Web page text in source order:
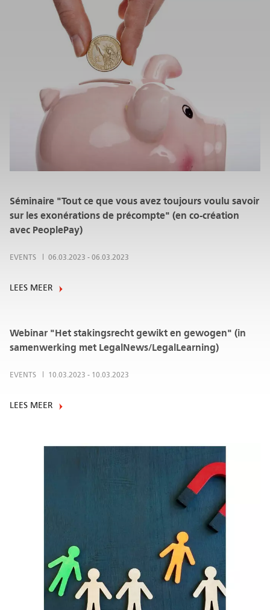
Séminaire "Tout ce que vous avez toujours voulu savoir
sur les exonérations de précompte" (en co-création
avec PeoplePay)
EVENTS 06.03.2023 - 06.03.2023
LEES MEER
Webinar "Het stakingsrecht gewikt en gewogen" (in
samenwerking met LegalNews/LegalLearning)
EVENTS 10.03.2023 - 10.03.2023
LEES MEER